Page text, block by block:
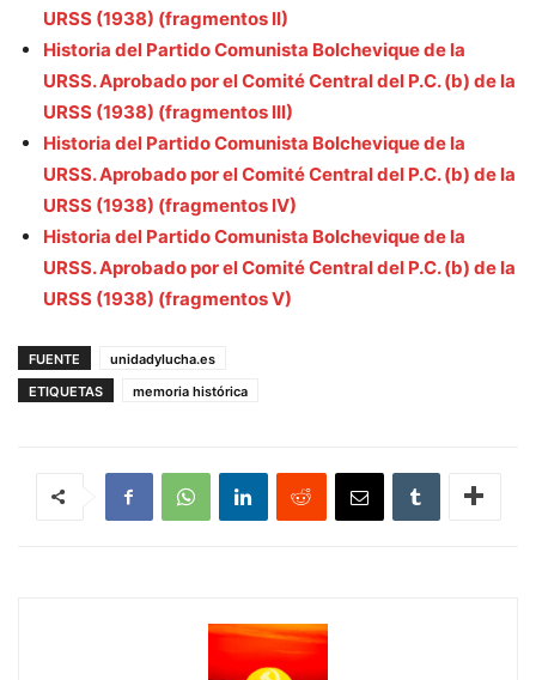
URSS (1938) (fragmentos II)
Historia del Partido Comunista Bolchevique de la
URSS. Aprobado por el Comité Central del P.C. (b) de la
URSS (1938) (fragmentos III)
Historia del Partido Comunista Bolchevique de la
URSS. Aprobado por el Comité Central del P.C. (b) de la
URSS (1938) (fragmentos IV)
Historia del Partido Comunista Bolchevique de la
URSS. Aprobado por el Comité Central del P.C. (b) de la
URSS (1938) (fragmentos V)
FUENTE
unidadylucha.es
ETIQUETAS
memoria histórica